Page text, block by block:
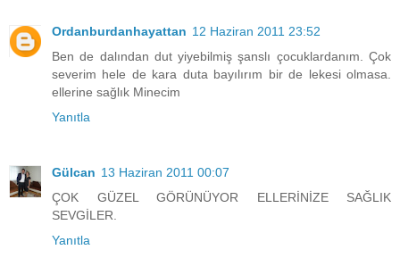
Ordanburdanhayattan 12 Haziran 2011 23:52
Ben de dalından dut yiyebilmiş şanslı çocuklardanım. Çok
severim hele de kara duta bayılırım bir de lekesi olmasa.
ellerine sağlık Minecim
Yanıtla
Gülcan 13 Haziran 2011 00:07
ÇOK GÜZEL GÖRÜNÜYOR ELLERİNİZE SAĞLIK
SEVGİLER.
Yanıtla